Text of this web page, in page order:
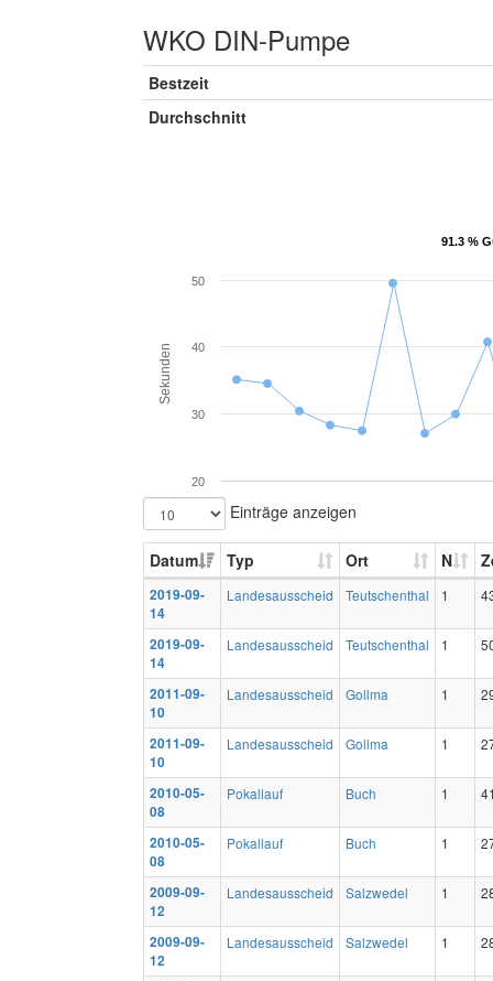
WKO DIN-Pumpe
Bestzeit
Durchschnitt
91.3 %
91.3 %
Sekunden
20
30
40
50
Einträge anzeigen
Datum Typ Ort N
2019-09-
14
Landesausscheid Teutschenthal 1
2019-09-
14
Landesausscheid Teutschenthal 1
2011-09-
10
Landesausscheid Gollma 1
2011-09-
10
Landesausscheid Gollma 1
2010-05-
08
Pokallauf Buch 1
2010-05-
08
Pokallauf Buch 1
2009-09-
12
Landesausscheid Salzwedel 1
2009-09-
12
Landesausscheid Salzwedel 1